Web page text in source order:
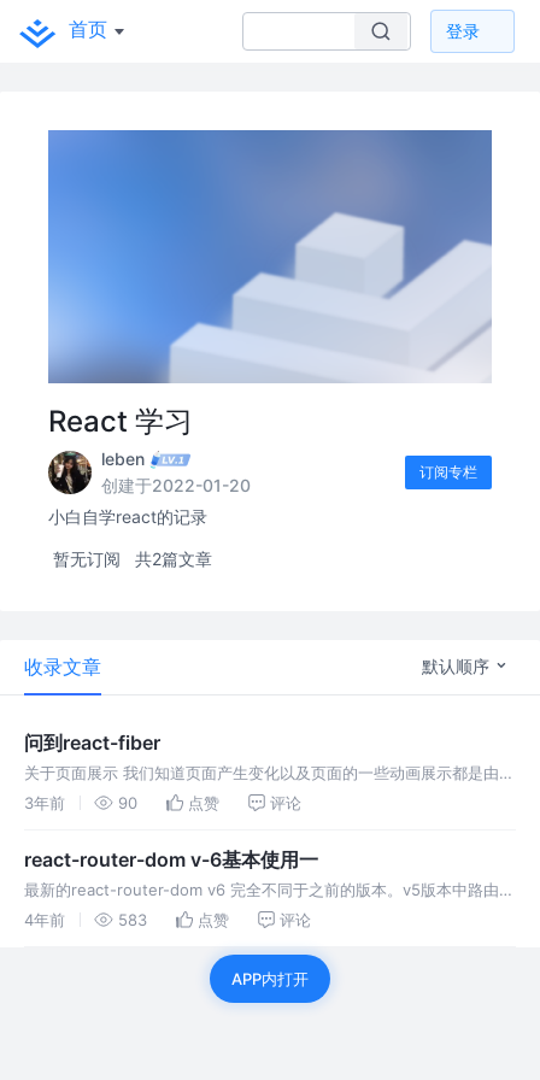
首页 登录
React 学习
leben
创建于2022-01-20
订阅专栏
小白自学react的记录
暂无订阅 共2篇文章
收录文章 默认顺序
问到react-fiber
关于页面展示 我们知道页面产生变化以及页面的一些动画展示都是由一
张一张图片构成的，一般的显示器和浏览器的刷新频率在60帧 当然也
顿的情况
3年前 90 点赞 评论
react-router-dom v-6基本使用一
最新的react-router-dom v6 完全不同于之前的版本。v5版本中路由组
件和一般组件所接受的props有很大区别，而在v6中路由组件接受的
4年前 583 点赞 评论
APP内打开